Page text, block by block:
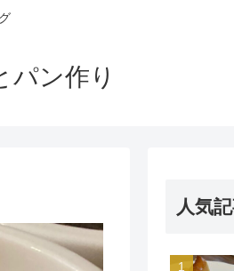
パン作り
人気